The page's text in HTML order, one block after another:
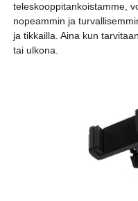
teleskooppitankoistamme,
nopeammin ja
ja tikkailla. Aina kun
tai ulkona.